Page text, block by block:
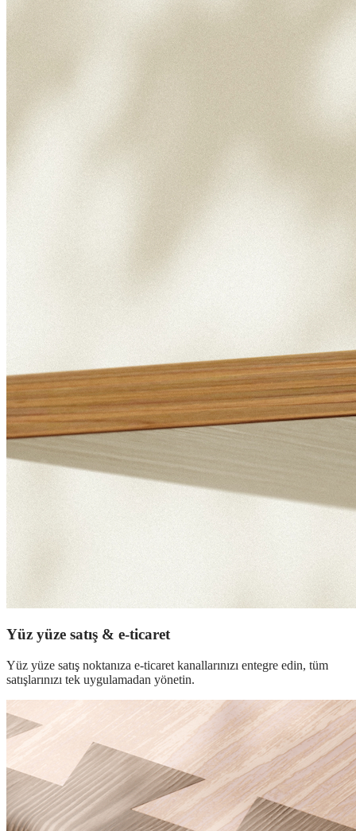
Yüz yüze satış & e-ticaret
Yüz yüze satış noktanıza e-ticaret kanallarınızı entegre edin, tüm
satışlarınızı tek uygulamadan yönetin.